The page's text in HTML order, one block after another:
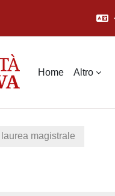
Home Altro
magistrale